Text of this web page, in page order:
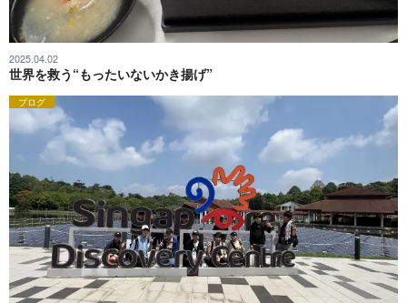
2025.04.02
世界を救う“もったいないかき揚げ”
ブログ